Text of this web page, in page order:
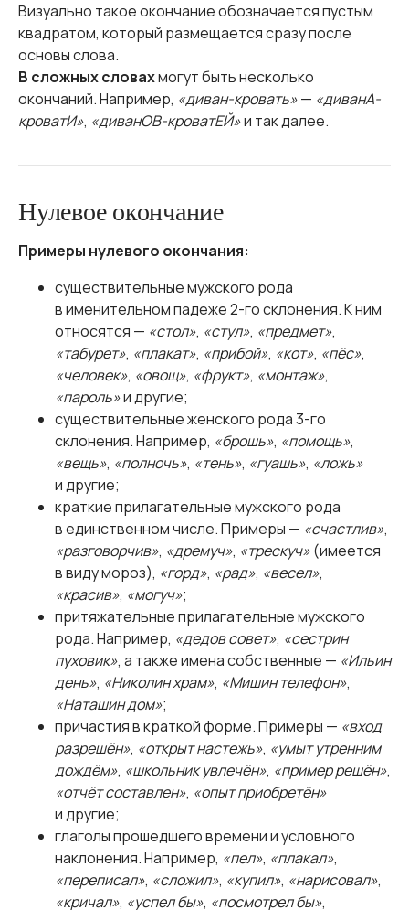
Визуально такое окончание обозначается пустым
квадратом, который размещается сразу после
основы слова.
В сложных словахмогут быть несколько
окончаний. Например, «диван-кровать»— «диванА-
кроватИ», «диванОВ-кроватЕЙ»и так далее.
Нулевое окончание
Примеры нулевого окончания:
существительные мужского рода
в именительном падеже 2-го склонения. К ним
относятся — «стол», «стул», «предмет»,
«табурет», «плакат», «прибой», «кот», «пёс»,
«человек», «овощ», «фрукт», «монтаж»,
«пароль»и другие;
существительные женского рода 3-го
склонения. Например, «брошь», «помощь»,
«вещь», «полночь», «тень», «гуашь», «ложь»
и другие;
краткие прилагательные мужского рода
в единственном числе. Примеры — «счастлив»,
«разговорчив», «дремуч», «трескуч»(имеется
в виду мороз), «горд», «рад», «весел»,
«красив», «могуч»;
притяжательные прилагательные мужского
рода. Например, «дедов совет», «сестрин
пуховик», а также имена собственные — «Ильин
день», «Николин храм», «Мишин телефон»,
«Наташин дом»;
причастия в краткой форме. Примеры — «вход
разрешён», «открыт настежь», «умыт утренним
дождём», «школьник увлечён», «пример решён»,
«отчёт составлен», «опыт приобретён»
и другие;
глаголы прошедшего времени и условного
наклонения. Например, «пел», «плакал»,
«переписал», «сложил», «купил», «нарисовал»,
«кричал», «успел бы», «посмотрел бы»,